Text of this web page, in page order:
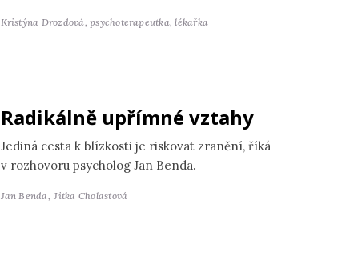
Kristýna Drozdová,psychoterapeutka, lékařka
Radikálně upřímné vztahy
Jediná cesta k blízkosti je riskovat zranění, říká
v rozhovoru psycholog Jan Benda.
Jan Benda, Jitka Cholastová